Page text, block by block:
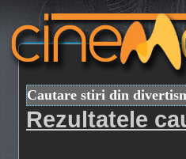
Cautare stiri din
Rezultatele